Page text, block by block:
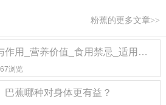
粉蕉的更多文章>>
粉蕉的功效与作用_营养价值_食用禁忌_适用人群_如何挑选粉蕉
浏览
巴蕉哪种对身体更有益？